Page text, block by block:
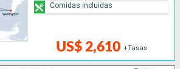
US$ 2,610 +Tasas
Comidas incluidas